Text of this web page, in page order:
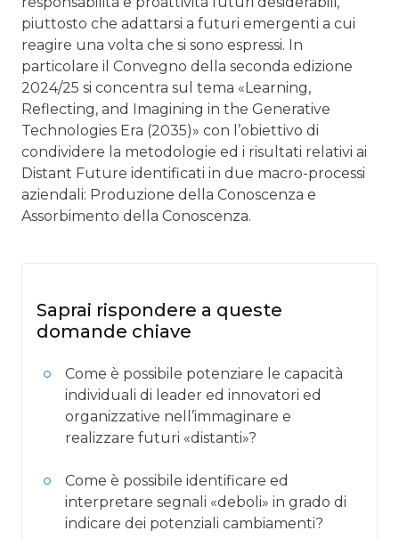
piuttosto che adattarsi a futuri emergenti a cui
reagire una volta che si sono espressi. In
particolare il Convegno della seconda edizione
2024/25 si concentra sul tema «Learning,
Reflecting, and Imagining in the Generative
Technologies Era (2035)» con l’obiettivo di
condividere la metodologie ed i risultati relativi ai
Distant Future identificati in due macro-processi
aziendali: Produzione della Conoscenza e
Assorbimento della Conoscenza.
Saprai rispondere a queste
domande chiave
Come è possibile potenziare le capacità
individuali di leader ed innovatori ed
organizzative nell’immaginare e
realizzare futuri «distanti»?
Come è possibile identificare ed
interpretare segnali «deboli» in grado di
indicare dei potenziali cambiamenti?